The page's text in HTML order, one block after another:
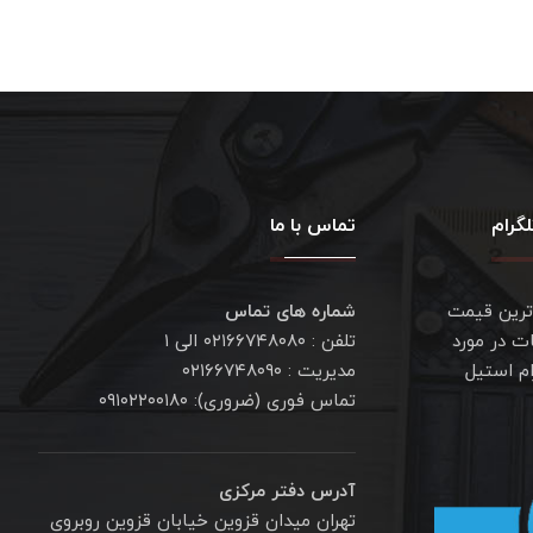
قیمت
در مورد
استیل
تماس با ما
شماره های تماس
تلفن : ۰۲۱۶۶۷۴۸۰۸۰ الی ۱
مدیریت : ۰۲۱۶۶۷۴۸۰۹۰
تماس فوری (ضروری): ۰۹۱۰۲۲۰۰۱۸۰
آدرس دفتر مرکزی
تهران میدان قزوین خیابان قزوین روبروی